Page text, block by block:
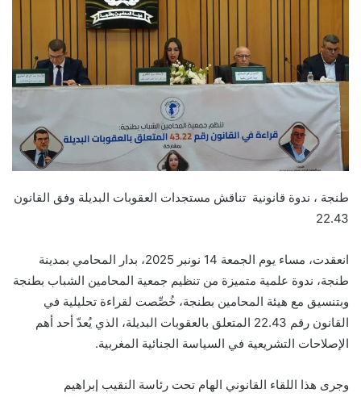
طنجة ، ندوة قانونية تناقش مستجدات العقوبات البديلة وفق القانون
22.43
انعقدت، مساء يوم الجمعة 14 نونبر 2025، بدار المحامي بمدينة
طنجة، ندوة علمية متميزة من تنظيم جمعية المحامين الشباب بطنجة
وبتنسيق مع هيئة المحامين بطنجة، خُصِّصت لقراءة تحليلية في
القانون رقم 22.43 المتعلق بالعقوبات البديلة، الذي يُعدّ أحد أهم
الإصلاحات التشريعية في السياسة الجنائية المغربية.
وجرى هذا اللقاء القانوني الهام تحت رئاسة النقيب إبراهيم